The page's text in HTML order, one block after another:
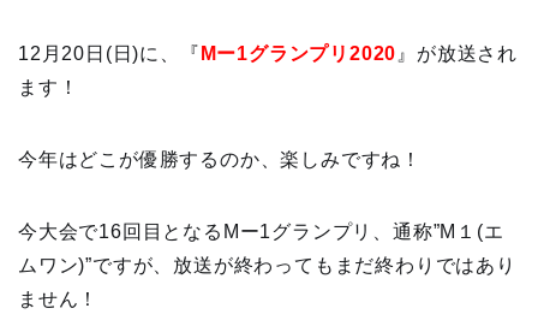
12月20日(日)に、『 Mー1グランプリ2020 』が放送され
ます！
今年はどこが優勝するのか、楽しみですね！
今大会で16回目となるMー1グランプリ、通称”M１(エ
ムワン)”ですが、放送が終わってもまだ終わりではあり
ません！